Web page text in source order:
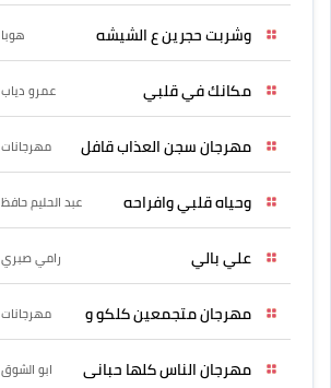
وشربت حجرين ع الشيشه هوبا
مكانك في قلبي عمرو دياب
مهرجان سجن العذاب قافل مهرجانات
وحياه قلبي وافراحه عبد الحليم حافظ
علي بالي رامي صبري
مهرجان متجمعين كلكو و مهرجانات
مهرجان الناس كلها حبانى ابو الشوق